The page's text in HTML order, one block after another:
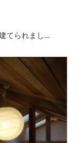
てられまし…